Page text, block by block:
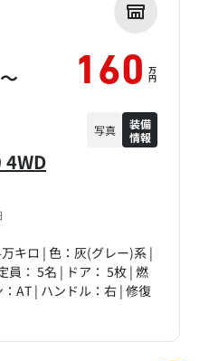
4WD
キロ | 色：灰(グレー)系 |
員： 5名 | ドア： 5枚 | 燃
AT | ハンドル：右 | 修復
～ 160 万
円
写真
装備
情報